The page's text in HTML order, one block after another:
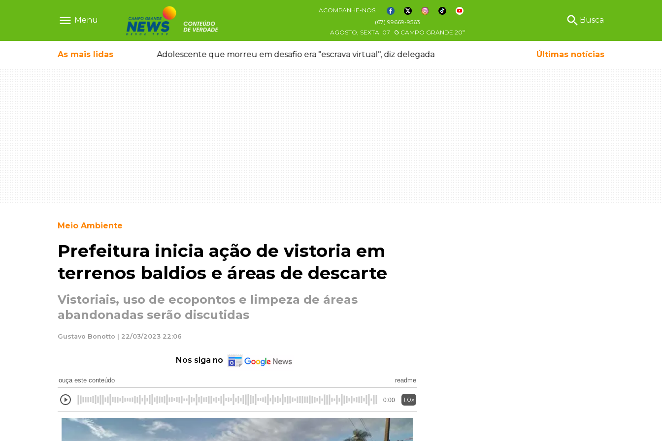
menu Menu
ACOMPANHE-NOS
(67) 99669-9563
AGOSTO, SEXTA 07 CAMPO GRANDE 20º
search Busca
As mais lidas
ganhar dia oficial em MS Adolescente que morreu em desafio era "escrava virtual", diz delegada Últimas notícias
Meio Ambiente
Prefeitura inicia ação de vistoria em
terrenos baldios e áreas de descarte
Vistoriais, uso de ecopontos e limpeza de áreas
abandonadas serão discutidas
Gustavo Bonotto | 22/03/2023 22:06
Nos siga no
ouça este conteúdo readme
0:00 1.0x